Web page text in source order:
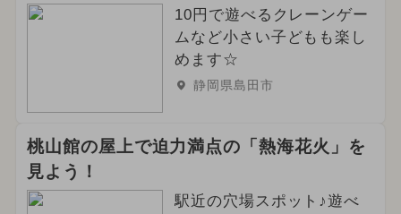
10円で遊べるクレーンゲー
ムなど小さい子どもも楽し
めます☆
静岡県島田市
桃山館の屋上で迫力満点の「熱海花火」を
見よう！
駅近の穴場スポット♪遊べ